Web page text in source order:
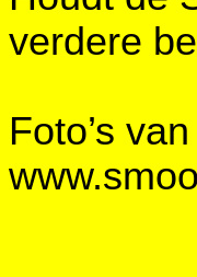
verdere
Foto’s